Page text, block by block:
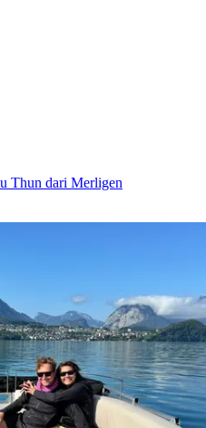
Thun dari Merligen